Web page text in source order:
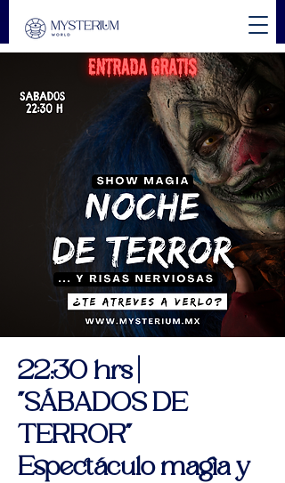
22:30 hrs |
"SÁBADOS DE
TERROR"
Espectáculo magia y